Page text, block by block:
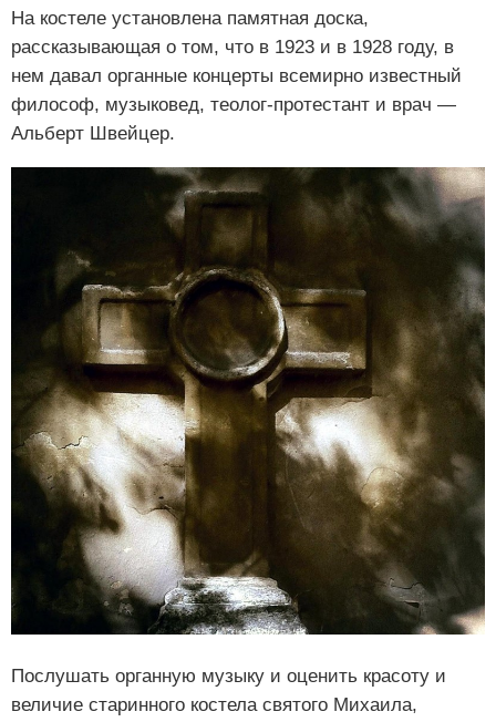
На костеле установлена памятная доска,
рассказывающая о том, что в 1923 и в 1928 году, в
нем давал органные концерты всемирно известный
философ, музыковед, теолог-протестант и врач —
Альберт Швейцер.
Послушать органную музыку и оценить красоту и
величие старинного костела святого Михаила,